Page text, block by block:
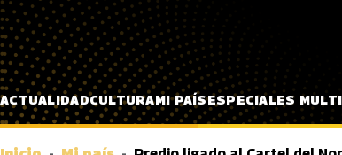
Pasar al contenido principal
ACTUALIDADCULTURAMI PAÍSESPECIALES